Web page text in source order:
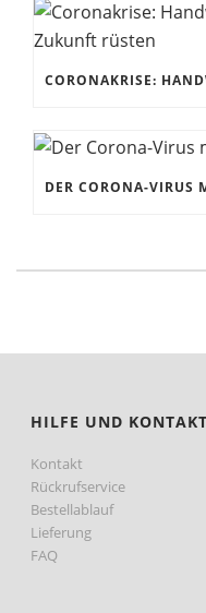
HILFE UND KONTAKT
Kontakt
Rückrufservice
Bestellablauf
Lieferung
FAQ